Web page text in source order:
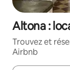
Altona :
Trouvez et
Airbnb